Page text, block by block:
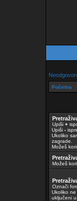
Početna
Upiši +
Upiši -
Ukoliko
zagrade.
Možeš
Možeš
Označi
Ukoliko
uključeni u